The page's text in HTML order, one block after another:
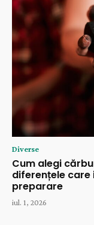
Diverse
Cum alegi
diferențele care
preparare
iul. 1, 2026